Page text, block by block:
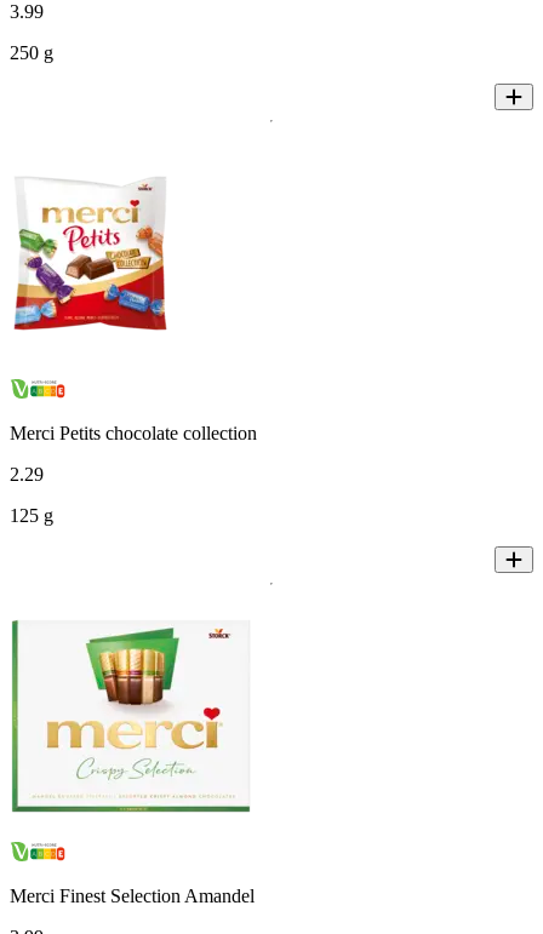
3.99
250 g
Merci Petits chocolate collection
2.29
125 g
Merci Finest Selection Amandel